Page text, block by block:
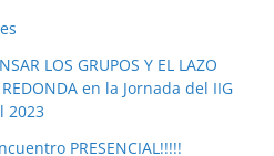
LOS GRUPOS Y EL LAZO
REDONDA en la Jornada del IIG
2023
PRESENCIAL!!!!!